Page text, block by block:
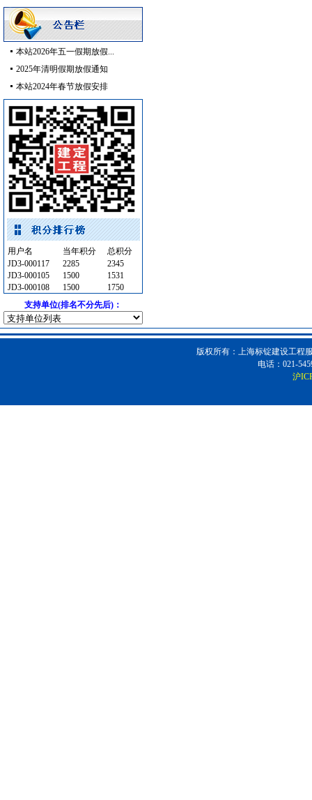
防雷接地 [采购中]
筒灯 [采购中]
电气控制开关 [采购中]
防水防腐 [采购中]
防静电地板 [采购中]
防雷接地 [采购中]
火灾自动报警系统 [采购中]
电线电缆 [采购中]
消防设施 [采购中]
复合木地板 [采购中]
及各种防火器材 [采购中]
幕墙 [采购中]
防雷接地 [采购中]
仪器仪表 [采购中]
变频给水设备 [采购中]
仪器仪表
[采购中]
消防器材
[采购中]
墙地面砖 [采购中]
消防水泵 [采购中]
消防稳压泵 [采购中]
变配电 [采购中]
本站2026年五一假期放假...
2025年清明假期放假通知
本站2024年春节放假安排
用户名 当年积分
总积分
JD3-000117
2285
2345
JD3-000105
1500
1531
JD3-000108
1500
1750
支持单位(排名不分先后)：
版权所有：上海标锭建设工程
电话：021-
沪